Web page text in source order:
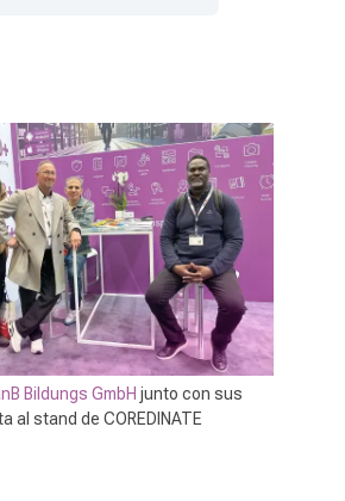
Bildungs GmbH junto con sus
al stand de COREDINATE